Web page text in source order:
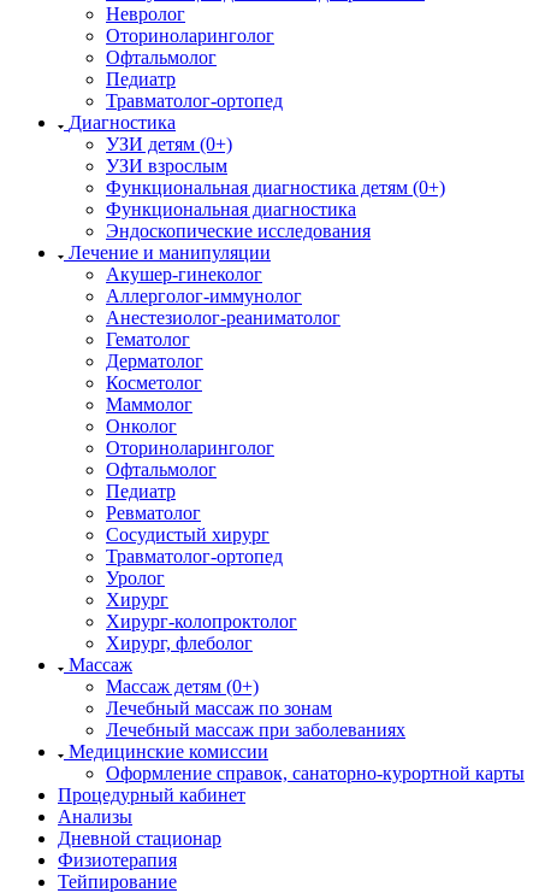
Невролог
Оториноларинголог
Офтальмолог
Педиатр
Травматолог-ортопед
Диагностика
УЗИ детям (0+)
УЗИ взрослым
Функциональная диагностика детям (0+)
Функциональная диагностика
Эндоскопические исследования
Лечение и манипуляции
Акушер-гинеколог
Аллерголог-иммунолог
Анестезиолог-реаниматолог
Гематолог
Дерматолог
Косметолог
Маммолог
Онколог
Оториноларинголог
Офтальмолог
Педиатр
Ревматолог
Сосудистый хирург
Травматолог-ортопед
Уролог
Хирург
Хирург-колопроктолог
Хирург, флеболог
Массаж
Массаж детям (0+)
Лечебный массаж по зонам
Лечебный массаж при заболеваниях
Медицинские комиссии
Оформление справок, санаторно-курортной карты
Процедурный кабинет
Анализы
Дневной стационар
Физиотерапия
Тейпирование